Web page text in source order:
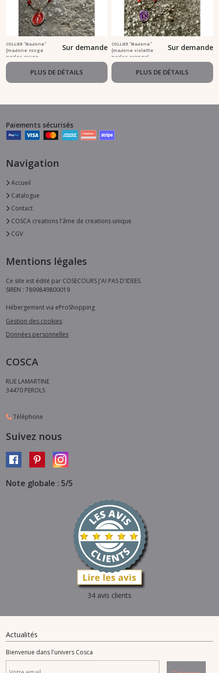
COLLIER "Madone"
(madone rouge
perles rouge
vermillon)
Sur demande
PLUS DE DÉTAILS
COLLIER "Madone"
(madone violette
perles orange)
Sur demande
PLUS DE DÉTAILS
Paiements sécurisés
Navigation
Accueil
Catalogue
Contact
COSCA creations l'âme de creations unique
CGV
Mentions légales
Ce site est édité par COSECOURS J'AI PAS D'IDEES.
SIREN : 7899849800019
Hébergement via eProShopping
Gestion des cookies
Données personnelles
COSCA
RUE LAMARTINE
34470 PEROLS
Téléphone
Suivez nous
Note globale : 5/5
34 avis clients
Actualités
Bienvenue dans l'univers Cosca